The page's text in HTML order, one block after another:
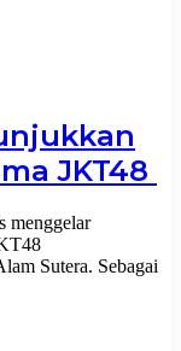
JKT48
menggelar
Sutera. Sebagai